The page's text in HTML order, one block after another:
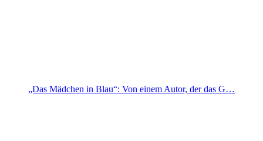
„Das Mädchen in Blau“: Von einem Autor, der das G…